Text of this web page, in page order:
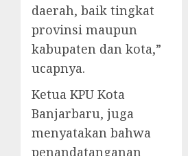
daerah, baik tingkat
provinsi maupun
kabupaten dan kota,”
ucapnya.
Ketua KPU Kota
Banjarbaru, juga
menyatakan bahwa
penandatanganan